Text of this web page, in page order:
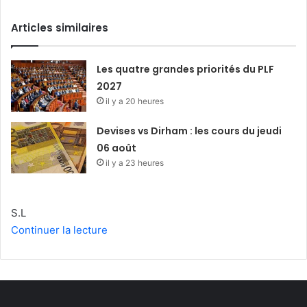
Articles similaires
Les quatre grandes priorités du PLF
2027
il y a 20 heures
Devises vs Dirham : les cours du jeudi
06 août
il y a 23 heures
S.L
Continuer la lecture